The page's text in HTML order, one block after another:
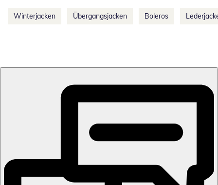
Winterjacken Übergangsjacken Boleros